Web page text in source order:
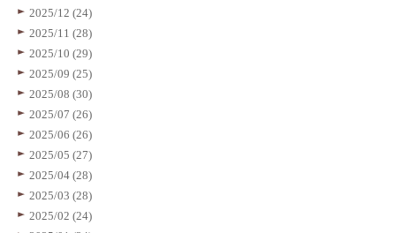
2025/12 (24)
2025/11 (28)
2025/10 (29)
2025/09 (25)
2025/08 (30)
2025/07 (26)
2025/06 (26)
2025/05 (27)
2025/04 (28)
2025/03 (28)
2025/02 (24)